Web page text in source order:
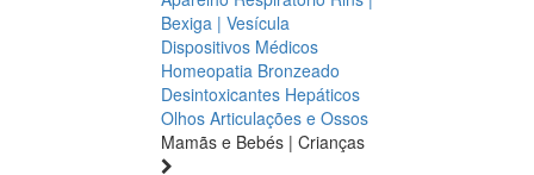
Bexiga | Vesícula
Dispositivos Médicos
Homeopatia Bronzeado
Desintoxicantes Hepáticos
Olhos Articulações e Ossos
Mamãs e Bebés | Crianças